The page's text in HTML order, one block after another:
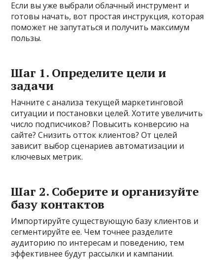
Если вы уже выбрали облачный инструмент и
готовы начать, вот простая инструкция, которая
поможет не запутаться и получить максимум
пользы.
Шаг 1. Определите цели и
задачи
Начните с анализа текущей маркетинговой
ситуации и постановки целей. Хотите увеличить
число подписчиков? Повысить конверсию на
сайте? Снизить отток клиентов? От целей
зависит выбор сценариев автоматизации и
ключевых метрик.
Шаг 2. Соберите и организуйте
базу контактов
Импортируйте существующую базу клиентов и
сегментируйте ее. Чем точнее разделите
аудиторию по интересам и поведению, тем
эффективнее будут рассылки и кампании.